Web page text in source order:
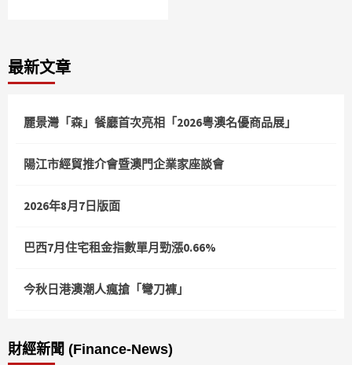
最新文章
麗景灣「森」餐廳首次亮相「2026粵澳名優商品展」
陽江市經貿推介會暨澳門企業家座談會
2026年8月7日版面
巴西7月住宅租金指數單月勁漲0.66%
今秋日港澳潮人瘋搶「彎刀褲」
財經新聞 (Finance-News)